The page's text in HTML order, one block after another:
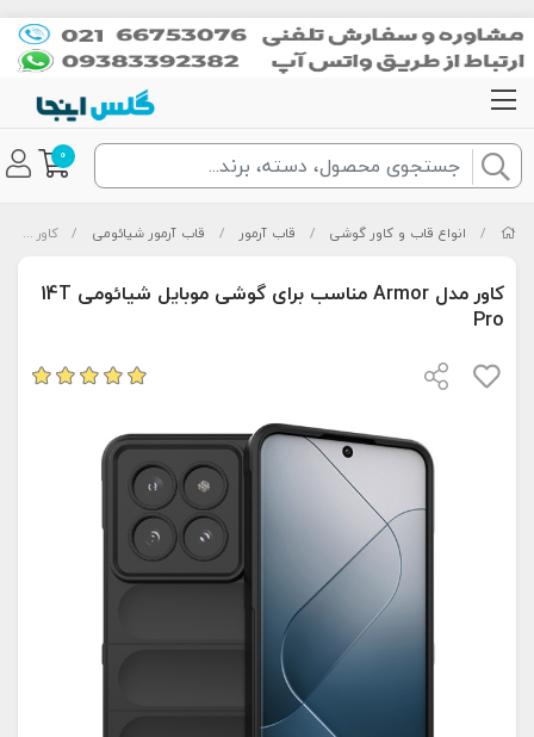
0
/ انواع قاب و کاور گوشی / قاب آرمور / قاب آرمور شیائومی / کاور مدل Armor مناسب برای گوشی موبایل شیائومی 14T Pro
کاور مدل Armor مناسب برای گوشی موبایل شیائومی 14T
Pro